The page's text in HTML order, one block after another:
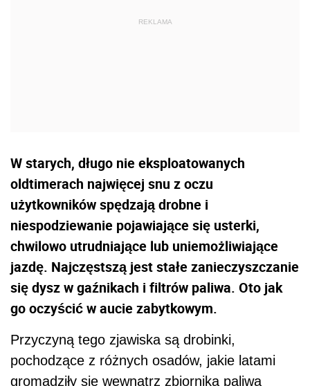
W starych, długo nie eksploatowanych
oldtimerach najwięcej snu z oczu
użytkowników spędzają drobne i
niespodziewanie pojawiające się usterki,
chwilowo utrudniające lub uniemożliwiające
jazdę. Najczęstszą jest stałe zanieczyszczanie
się dysz w gaźnikach i filtrów paliwa. Oto jak
go oczyścić w aucie zabytkowym.
Przyczyną tego zjawiska są drobinki,
pochodzące z różnych osadów, jakie latami
gromadziły się wewnątrz zbiornika paliwa